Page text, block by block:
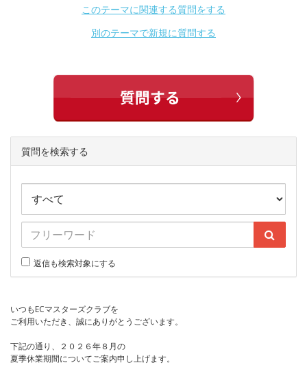
このテーマに関連する質問をする
別のテーマで新規に質問する
質問を検索する
返信も検索対象にする
いつもECマスターズクラブを
ご利用いただき、誠にありがとうございます。
下記の通り、２０２６年８月の
夏季休業期間についてご案内申し上げます。